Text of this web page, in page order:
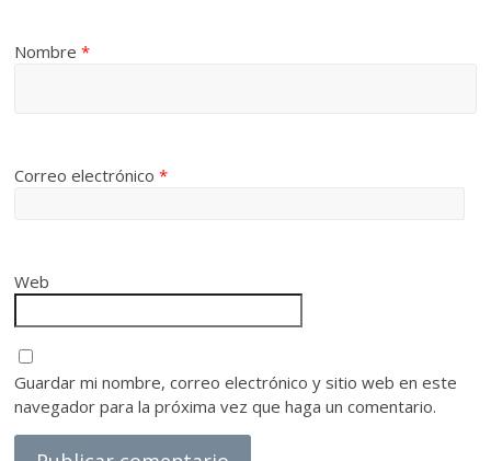
Nombre*
Correo electrónico*
Web
Guardar mi nombre, correo electrónico y sitio web en este
navegador para la próxima vez que haga un comentario.